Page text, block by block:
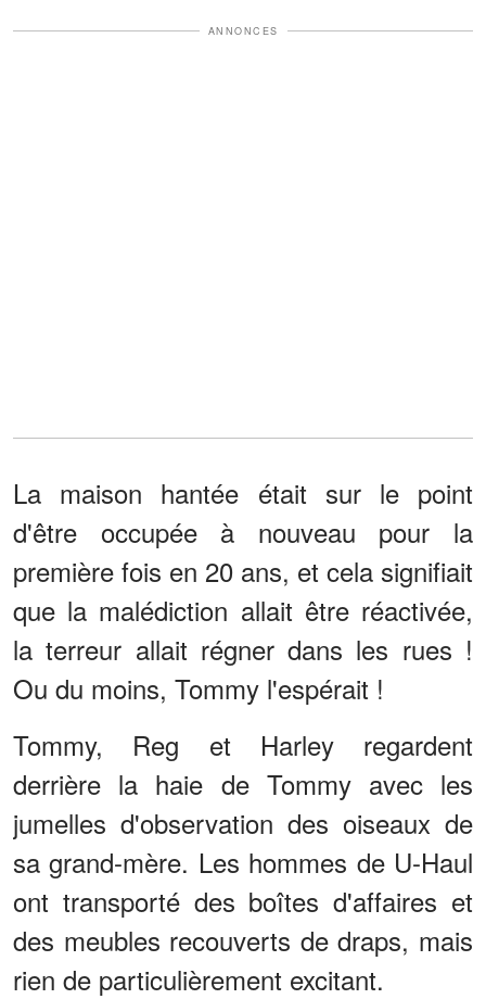
ANNONCES
La maison hantée était sur le point
d'être occupée à nouveau pour la
première fois en 20 ans, et cela signifiait
que la malédiction allait être réactivée,
la terreur allait régner dans les rues !
Ou du moins, Tommy l'espérait !
Tommy, Reg et Harley regardent
derrière la haie de Tommy avec les
jumelles d'observation des oiseaux de
sa grand-mère. Les hommes de U-Haul
ont transporté des boîtes d'affaires et
des meubles recouverts de draps, mais
rien de particulièrement excitant.